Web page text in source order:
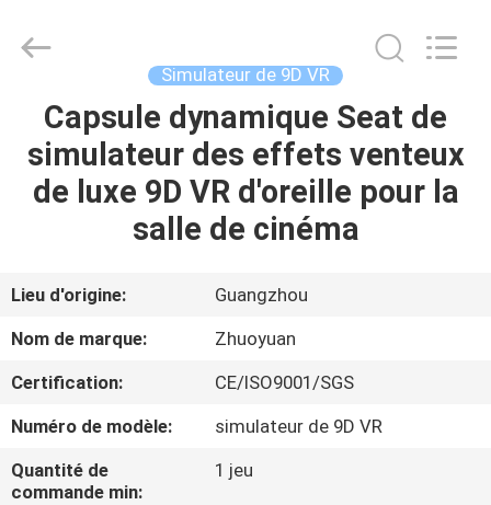
MAISON
DES
PRODUITS
VR
SHOW
À
PROPOS
DE
Zhuoyuan
Co.,Ltd.
Simulateur de 9D VR
Capsule dynamique Seat de
simulateur des effets venteux
de luxe 9D VR d'oreille pour la
salle de cinéma
Lieu d'origine:
Guangzhou
Nom de marque:
Zhuoyuan
Certification:
CE/ISO9001/SGS
Numéro de modèle:
simulateur de 9D VR
Quantité de
commande min:
1 jeu